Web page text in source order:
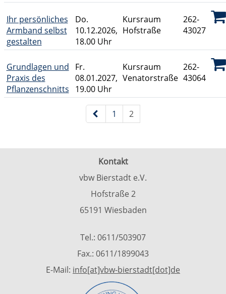
Kursübersicht. Tabellenüberschriften können sortiert
Ihr persönliches
Armband selbst
gestalten
Do.
10.12.2026,
18.00 Uhr
Kursraum
Hofstraße
262-
43027
Grundlagen und
Praxis des
Pflanzenschnitts
Fr.
08.01.2027,
19.00 Uhr
Kursraum
Venatorstraße
262-
43064
1 2
Kontakt
vbw Bierstadt e.V.
Hofstraße 2
65191 Wiesbaden
Tel.: 0611/503907
Fax.: 0611/1899043
E-Mail: info[at]vbw-bierstadt[dot]de